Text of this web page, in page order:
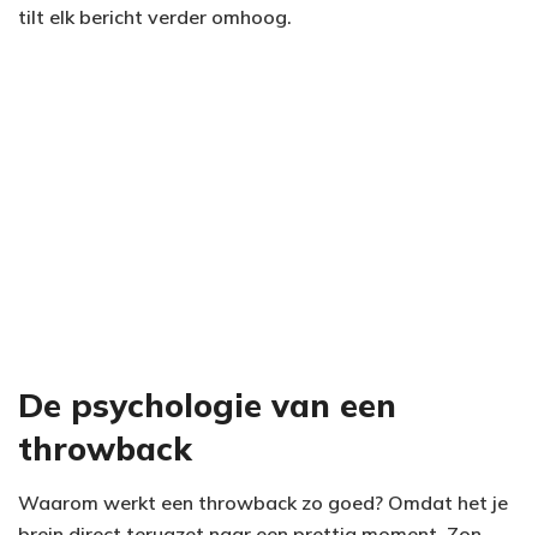
tilt elk bericht verder omhoog.
De psychologie van een
throwback
Waarom werkt een throwback zo goed? Omdat het je